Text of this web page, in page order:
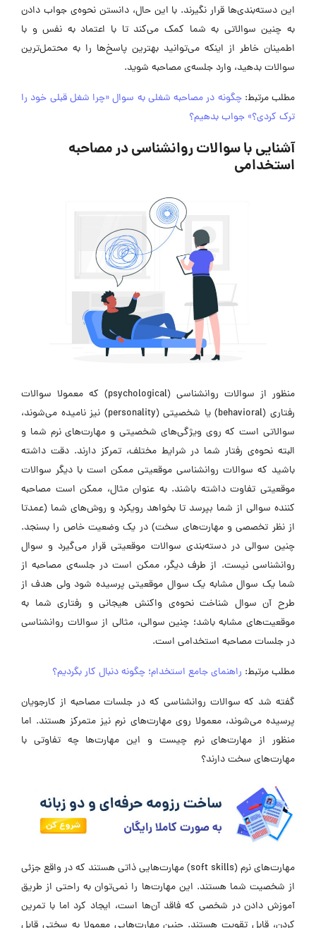
این دسته‌بندی‌ها قرار نگیرند. با این حال، دانستن نحوه‌ی جواب دادن
به چنین سوالاتی به شما کمک می‌کند تا با اعتماد به نفس و با
اطمینان خاطر از اینکه می‌توانید بهترین پاسخ‌ها را به محتمل‌ترین
سوالات بدهید، وارد جلسه‌ی مصاحبه شوید.
مطلب مرتبط:چگونه در مصاحبه شغلی به سوال «چرا شغل قبلی خود را
ترک کردی؟» جواب بدهیم؟
آشنایی با سوالات روانشناسی در مصاحبه
استخدامی
منظور از سوالات روانشناسی (psychological) که معمولا سوالات
رفتاری (behavioral) یا شخصیتی (personality) نیز نامیده می‌شوند،
سوالاتی است که روی ویژگی‌های شخصیتی و مهارت‌های نرم شما و
البته نحوه‌ی رفتار شما در شرایط مختلف، تمرکز دارند. دقت داشته
باشید که سوالات روانشناسی موقعیتی ممکن است با دیگر سوالات
موقعیتی تفاوت داشته باشند. به عنوان مثال، ممکن است مصاحبه
کننده سوالی از شما بپرسد تا بخواهد رویکرد و روش‌های شما (عمدتا
از نظر تخصصی و مهارت‌های سخت) در یک وضعیت خاص را بسنجد.
چنین سوالی در دسته‌بندی سوالات موقعیتی قرار می‌گیرد و سوال
روانشناسی نیست. از طرف دیگر، ممکن است در جلسه‌ی مصاحبه از
شما یک سوال مشابه یک سوال موقعیتی پرسیده شود ولی هدف از
طرح آن سوال شناخت نحوه‌ی واکنش هیجانی و رفتاری شما به
موقعیت‌های مشابه باشد؛ چنین سوالی، مثالی از سوالات روانشناسی
در جلسات مصاحبه استخدامی است.
مطلب مرتبط: راهنمای جامع استخدام؛ چگونه دنبال کار بگردیم؟
گفته شد که سوالات روانشناسی که در جلسات مصاحبه از کارجویان
پرسیده می‌شوند، معمولا روی مهارت‌های نرم نیز متمرکز هستند. اما
منظور از مهارت‌های نرم چیست و این مهارت‌ها چه تفاوتی با
مهارت‌های سخت دارند؟
مهارت‌های نرم (soft skills) مهارت‌هایی ذاتی هستند که در واقع جزئی
از شخصیت شما هستند. این مهارت‌ها را نمی‌توان به راحتی از طریق
آموزش دادن در شخصی که فاقد آن‌ها است، ایجاد کرد اما با تمرین